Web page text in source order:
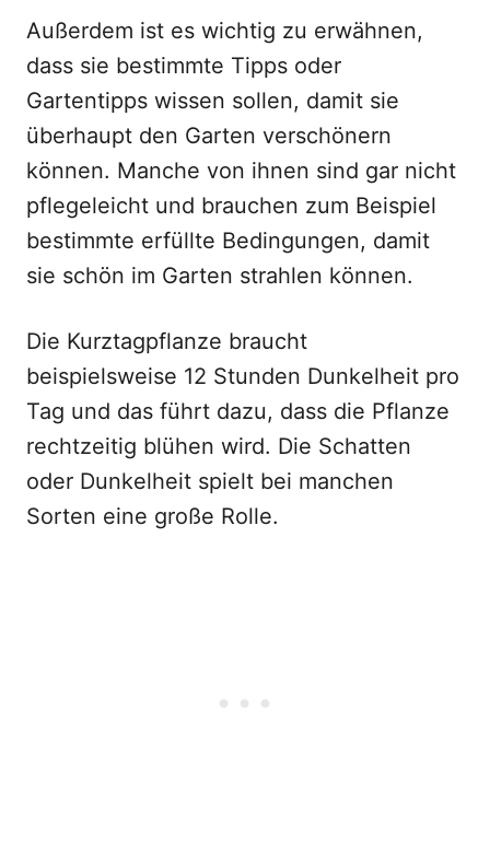
Außerdem ist es wichtig zu erwähnen,
dass sie bestimmte Tipps oder
Gartentipps wissen sollen, damit sie
überhaupt den Garten verschönern
können. Manche von ihnen sind gar nicht
pflegeleicht und brauchen zum Beispiel
bestimmte erfüllte Bedingungen, damit
sie schön im Garten strahlen können.
Die Kurztagpflanze braucht
beispielsweise 12 Stunden Dunkelheit pro
Tag und das führt dazu, dass die Pflanze
rechtzeitig blühen wird. Die Schatten
oder Dunkelheit spielt bei manchen
Sorten eine große Rolle.